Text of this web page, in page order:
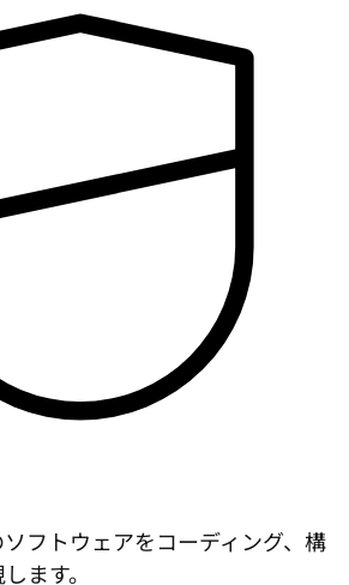
フトウェアをコーディング、構
ます。